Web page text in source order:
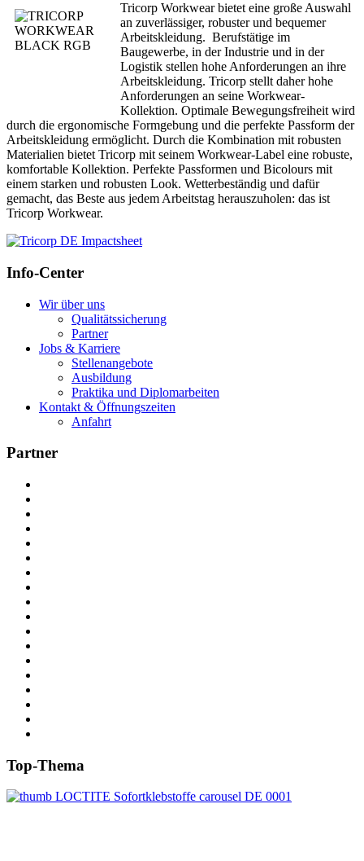
Tricorp Workwear bietet eine große Auswahl
an zuverlässiger, robuster und bequemer
Arbeitskleidung. Berufstätige im
Baugewerbe, in der Industrie und in der
Logistik stellen hohe Anforderungen an ihre
Arbeitskleidung. Tricorp stellt daher hohe
Anforderungen an seine Workwear-
Kollektion. Optimale Bewegungsfreiheit wird
durch die ergonomische Formgebung und die perfekte Passform der
Arbeitskleidung ermöglicht. Durch die Kombination mit robusten
Materialien bietet Tricorp mit seinem Workwear-Label eine robuste,
komfortable Kollektion. Perfekte Passformen und Bicolours mit
einem starken und robusten Look. Wetterbeständig und dafür
gemacht, das Beste aus jedem Arbeitstag herauszuholen: das ist
Tricorp Workwear.
Info-Center
Wir über uns
Qualitätssicherung
Partner
Jobs & Karriere
Stellenangebote
Ausbildung
Praktika und Diplomarbeiten
Kontakt & Öffnungszeiten
Anfahrt
Partner
Top-Thema